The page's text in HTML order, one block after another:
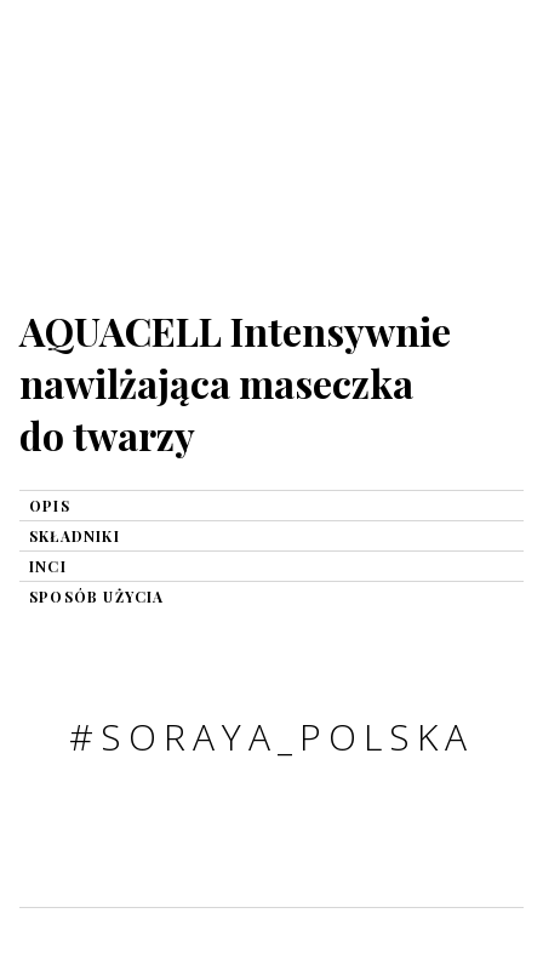
AQUACELL Intensywnie
nawilżająca maseczka
do twarzy
OPIS
SKŁADNIKI
INCI
SPOSÓB UŻYCIA
#SORAYA_POLSKA